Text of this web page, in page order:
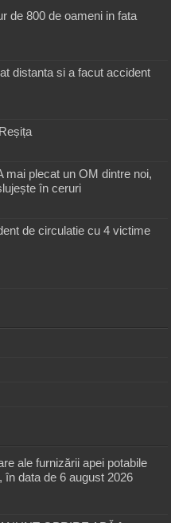
de 800 de oameni in fata
distanta si a facut accident
mai plecat un OM dintre noi,
în ceruri
de circulatie cu 4 victime
ale furnizării apei potabile
data de 6 august 2026